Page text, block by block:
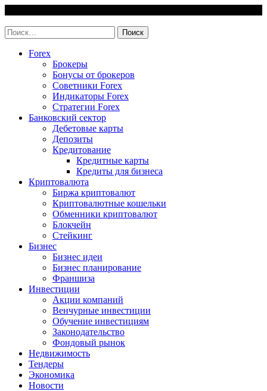
content
Найти:
Forex
Брокеры
Бонусы от брокеров
Советники Forex
Индикаторы Forex
Стратегии Forex
Банковский сектор
Дебетовые карты
Депозиты
Кредитование
Кредитные карты
Кредиты для бизнеса
Криптовалюта
Биржа криптовалют
Криптовалютные кошельки
Обменники криптовалют
Блокчейн
Стейкинг
Бизнес
Бизнес идеи
Бизнес планирование
Франшиза
Инвестиции
Акции компаний
Венчурные инвестиции
Обучение инвестициям
Законодательство
Фондовый рынок
Недвижимость
Тендеры
Экономика
Новости